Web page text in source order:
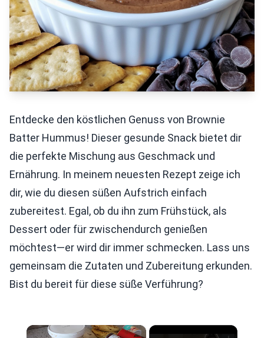
Entdecke den köstlichen Genuss von Brownie
Batter Hummus! Dieser gesunde Snack bietet dir
die perfekte Mischung aus Geschmack und
Ernährung. In meinem neuesten Rezept zeige ich
dir, wie du diesen süßen Aufstrich einfach
zubereitest. Egal, ob du ihn zum Frühstück, als
Dessert oder für zwischendurch genießen
möchtest—er wird dir immer schmecken. Lass uns
gemeinsam die Zutaten und Zubereitung erkunden.
Bist du bereit für diese süße Verführung?
×